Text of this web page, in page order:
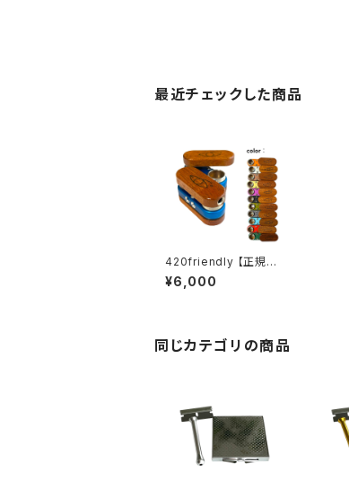
最近チェックした商品
420friendly 【正規品】
Monkey Pipe モンキ
ーパイプ オリジナル (ス
¥6,000
同じカテゴリの商品